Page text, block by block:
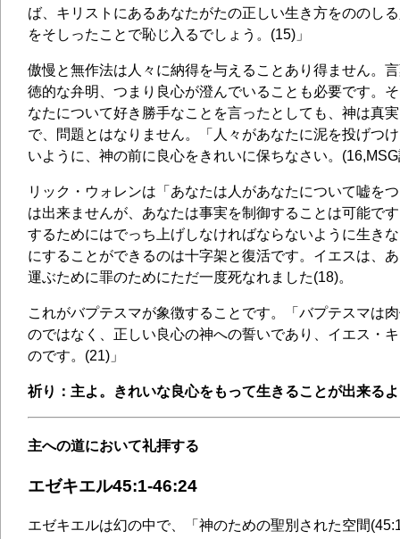
ば、キリストにあるあなたがたの正しい生き方をののし
をそしったことで恥じ入るでしょう。(15)」
傲慢と無作法は人々に納得を与えることあり得ません。
徳的な弁明、つまり良心が澄んでいることも必要です。
なたについて好き勝手なことを言ったとしても、神は真
で、問題とはなりません。「人々があなたに泥を投げつ
いように、神の前に良心をきれいに保ちなさい。
リック・ウォレンは「あなたは人があなたについて嘘を
は出来ませんが、あなたは事実を制御することは可能で
するためにはでっち上げしなければならないように生き
にすることができるのは十字架と復活です。イエスは、
運ぶために罪のためにただ一度死なれました(18)。
これがバプテスマが象徴することです。「バプテスマは
のではなく、正しい良心の神への誓いであり、イエス・
のです。(21)」
祈り：主よ。きれいな良心をもって生きることが出来る
主への道において礼拝する
エゼキエル45:1-46:24
エゼキエルは幻の中で、「神のための聖別された空間